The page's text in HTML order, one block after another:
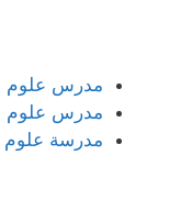
مدرس علوم
مدرس علوم
مدرسة علوم